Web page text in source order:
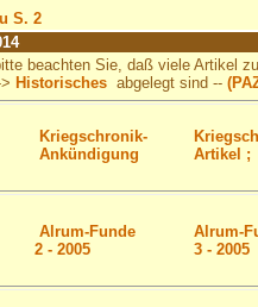
S. 2
beachten Sie, daß viele Artikel
Historisches abgelegt sind --
Kriegschronik-
Ankündigung
Artikel ;
Alrum-Funde
2 - 2005
Alrum-
3 - 2005